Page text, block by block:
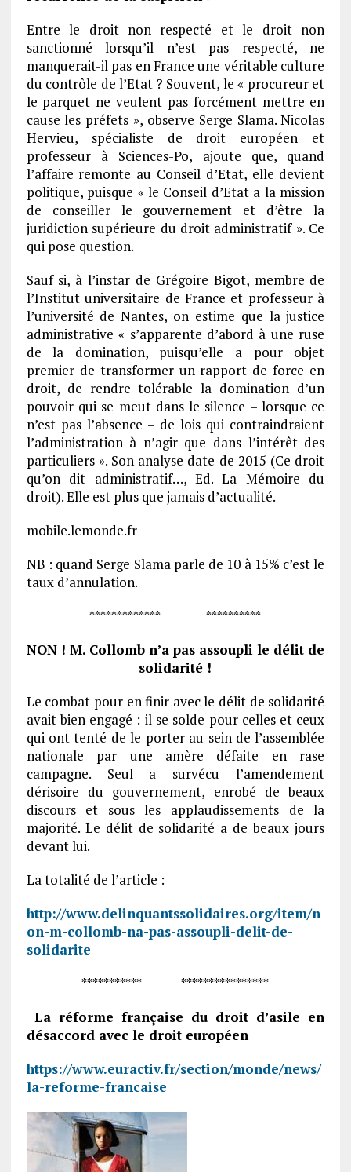
Entre le droit non respecté et le droit non
sanctionné lorsqu’il n’est pas respecté, ne
manquerait-il pas en France une véritable culture
du contrôle de l’Etat ? Souvent, le « procureur et
le parquet ne veulent pas forcément mettre en
cause les préfets », observe Serge Slama. Nicolas
Hervieu, spécialiste de droit européen et
professeur à Sciences-Po, ajoute que, quand
l’affaire remonte au Conseil d’Etat, elle devient
politique, puisque « le Conseil d’Etat a la mission
de conseiller le gouvernement et d’être la
juridiction supérieure du droit administratif ». Ce
qui pose question.
Sauf si, à l’instar de Grégoire Bigot, membre de
l’Institut universitaire de France et professeur à
l’université de Nantes, on estime que la justice
administrative « s’apparente d’abord à une ruse
de la domination, puisqu’elle a pour objet
premier de transformer un rapport de force en
droit, de rendre tolérable la domination d’un
pouvoir qui se meut dans le silence – lorsque ce
n’est pas l’absence – de lois qui contraindraient
l’administration à n’agir que dans l’intérêt des
particuliers ». Son analyse date de 2015 (Ce droit
qu’on dit administratif…, Ed. La Mémoire du
droit). Elle est plus que jamais d’actualité.
mobile.lemonde.fr
NB : quand Serge Slama parle de 10 à 15% c’est le
taux d’annulation.
************* **********
NON ! M. Collomb n’a pas assoupli le délit de
solidarité !
Le combat pour en finir avec le délit de solidarité
avait bien engagé : il se solde pour celles et ceux
qui ont tenté de le porter au sein de l’assemblée
nationale par une amère défaite en rase
campagne. Seul a survécu l’amendement
dérisoire du gouvernement, enrobé de beaux
discours et sous les applaudissements de la
majorité. Le délit de solidarité a de beaux jours
devant lui.
La totalité de l’article :
http://www.delinquantssolidaires.org/item/n
on-m-collomb-na-pas-assoupli-delit-de-
solidarite
*********** ****************
La réforme française du droit d’asile en
désaccord avec le droit européen
https://www.euractiv.fr/section/monde/news/
la-reforme-francaise